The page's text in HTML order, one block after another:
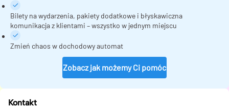
Bilety na wydarzenia, pakiety dodatkowe i błyskawiczna
komunikacja z klientami – wszystko w jednym miejscu
Zmień chaos w dochodowy automat
Zobacz jak możemy Ci pomóc
Kontakt